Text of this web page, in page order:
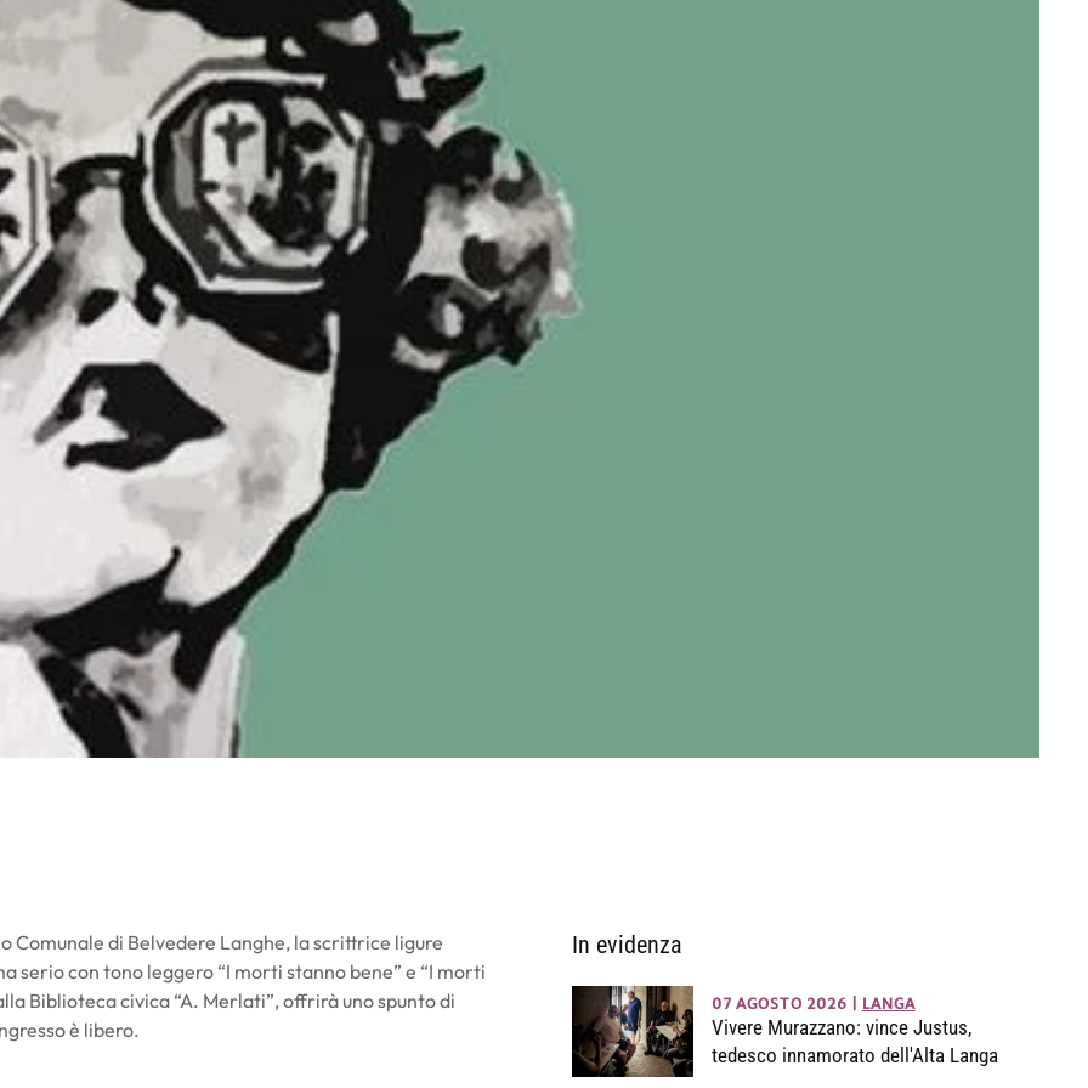
Comunale di Belvedere Langhe, la scrittrice ligure
serio con tono leggero “I morti stanno bene” e “I morti
Biblioteca civica “A. Merlati”, offrirà uno spunto di
è libero.
In evidenza
07 AGOSTO 2026 LANGA
Vivere Murazzano: vince Justus,
tedesco innamorato dell'Alta Langa